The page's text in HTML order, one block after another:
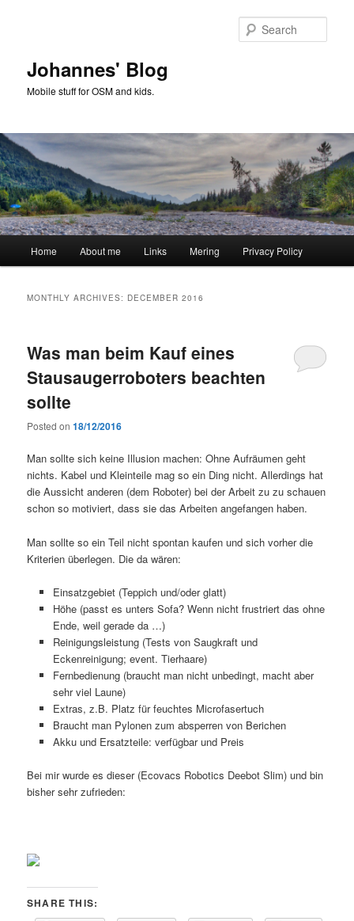
Johannes' Blog
Mobile stuff for OSM and kids.
Home About me Links Mering Privacy Policy
MONTHLY ARCHIVES: DECEMBER 2016
Was man beim Kauf eines
Stausaugerroboters beachten
sollte
Posted on18/12/2016
Man sollte sich keine Illusion machen: Ohne Aufräumen geht
nichts. Kabel und Kleinteile mag so ein Ding nicht. Allerdings hat
die Aussicht anderen (dem Roboter) bei der Arbeit zu zu schauen
schon so motiviert, dass sie das Arbeiten angefangen haben.
Man sollte so ein Teil nicht spontan kaufen und sich vorher die
Kriterien überlegen. Die da wären:
Einsatzgebiet (Teppich und/oder glatt)
Höhe (passt es unters Sofa? Wenn nicht frustriert das ohne
Ende, weil gerade da …)
Reinigungsleistung (Tests von Saugkraft und
Eckenreinigung; event. Tierhaare)
Fernbedienung (braucht man nicht unbedingt, macht aber
sehr viel Laune)
Extras, z.B. Platz für feuchtes Microfasertuch
Braucht man Pylonen zum absperren von Berichen
Akku und Ersatzteile: verfügbar und Preis
Bei mir wurde es dieser (Ecovacs Robotics Deebot Slim) und bin
bisher sehr zufrieden:
SHARE THIS: